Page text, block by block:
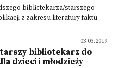
bibliotekarza/starszego
z zakresu literatury faktu
03.03.2019
bibliotekarz do
dzieci i młodzieży